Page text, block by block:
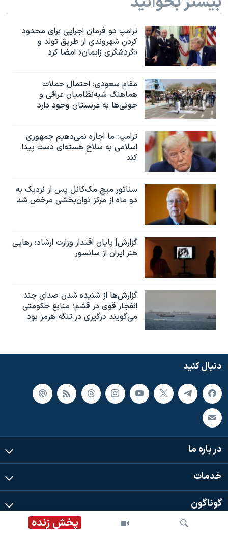
پخش زنده
ترامپ دو فرمان اجرایی برای محدود
کردن شهروندی از طریق تولد و
«گردشگری زایمان» امضا کرد
مقام سعودی: احتمال حملات
هماهنگ شبه‌نظامیان عراقی و
حوثی‌ها به عربستان وجود دارد
ترامپ: ما اجازه نمی‌دهیم جمهوری
اسلامی به سلاح هسته‌ای دست پیدا
کند
سناتور میچ مک‌کانل پس از نزدیک به
دو ماه از مرکز توان‌بخشی مرخص شد
گزارش| پایان اقتدار وزارت ارشاد؛ رهایی
هنر ایران از سانسور
گزارش‌ها از شنیده شدن صدای چند
انفجار قوی در قشم؛ منابع حکومتی
می‌گویند درگیری در تنگه هرمز بود
دنبال کنید
در باره ما
خدمات
گوناگون